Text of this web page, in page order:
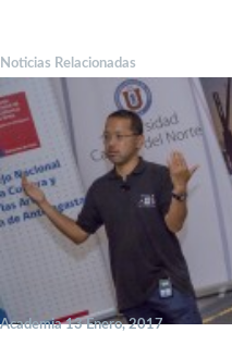
Noticias Relacionadas
Academia 13 Enero, 2017